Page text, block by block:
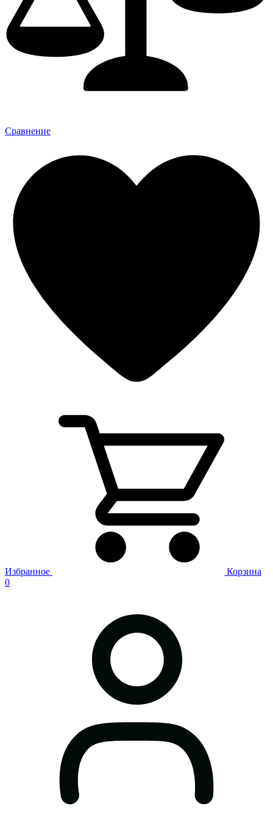
Сравнение
Избранное
Корзина
0